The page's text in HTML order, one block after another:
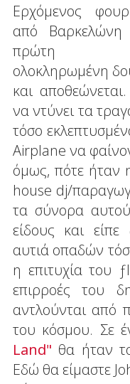
Ερχόμενος
από Βαρκελώνη
πρώτη
ολοκληρωμένη
και
να ντύνει τα
τόσο
Airplane να
όμως, πότε ήταν
house dj/
τα σύνορα
είδους και
αυτιά οπαδών
η επιτυχία του
επιρροές του
αντλούνται από
του κόσμου. Σε
Land" θα ήταν
Εδώ θα είμαστε